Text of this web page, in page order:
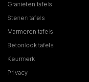
Granieten tafels
Stenen tafels
Marmeren tafels
Betonlook tafels
Keurmerk
Privacy